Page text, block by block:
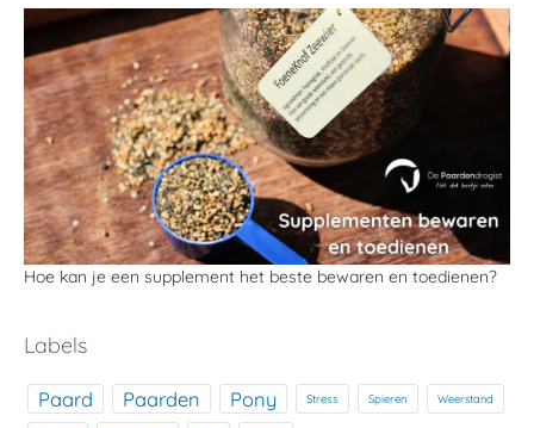
Hoe kan je een supplement het beste bewaren en toedienen?
Labels
Paard Paarden Pony Stress Spieren Weerstand